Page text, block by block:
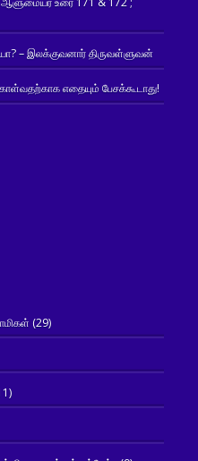
– இலக்குவனார் திருவள்ளுவன்
எதையும் பேசக்கூடாது!
(29)